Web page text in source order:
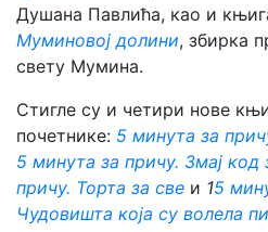
Душана Павлића, као и
Муминовој долини, збирка
свету Мумина.
Стигле су и четири нове
почетнике: 5 минута за
5 минута за причу. Змај код
причу. Торта за све и 15
Чудовишта која су волела